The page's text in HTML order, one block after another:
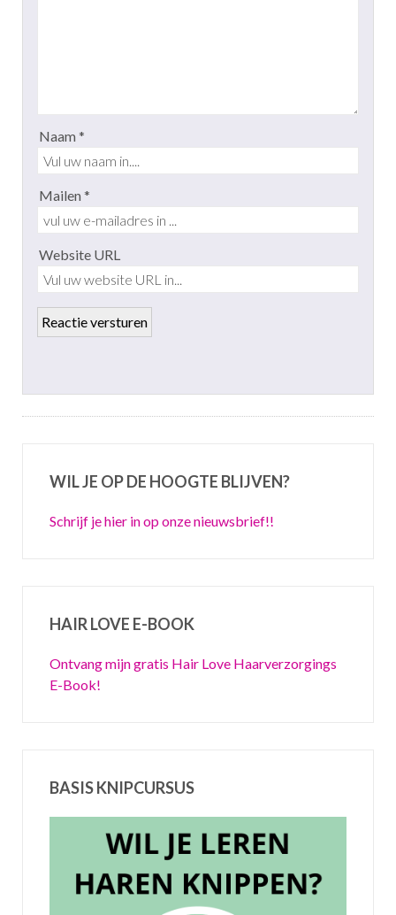
Naam *
Mailen *
Website URL
WIL JE OP DE HOOGTE BLIJVEN?
Schrijf je hier in op onze nieuwsbrief!!
HAIR LOVE E-BOOK
Ontvang mijn gratis Hair Love Haarverzorgings
E-Book!
BASIS KNIPCURSUS